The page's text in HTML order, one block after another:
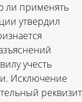
ли применять
утвердил
учесть
Исключение
реквизит